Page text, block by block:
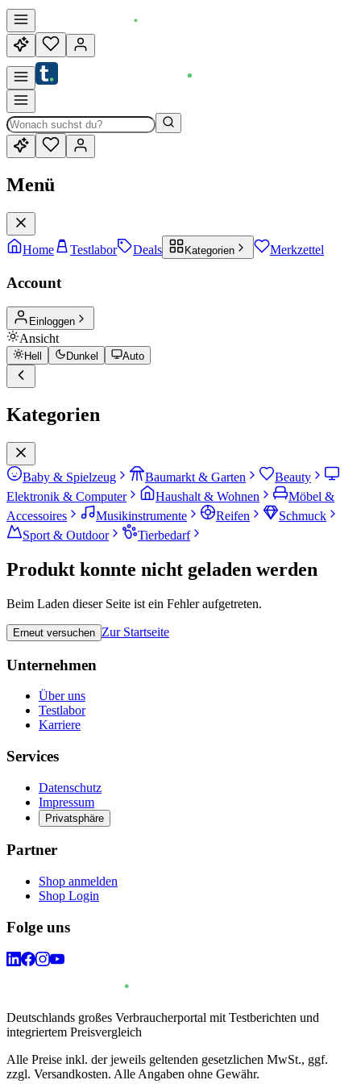
Menü
Home Testlabor Deals Kategorien Merkzettel
Account
Einloggen
Ansicht
Hell Dunkel Auto
Kategorien
Baby & Spielzeug Baumarkt & Garten
Beauty
Elektronik & Computer
Haushalt & Wohnen
Möbel &
Accessoires
Musikinstrumente Reifen
Schmuck
Sport & Outdoor
Tierbedarf
Produkt konnte nicht geladen werden
Beim Laden dieser Seite ist ein Fehler aufgetreten.
Erneut versuchen Zur Startseite
Unternehmen
Über uns
Testlabor
Karriere
Services
Datenschutz
Impressum
Privatsphäre
Partner
Shop anmelden
Shop Login
Folge uns
Deutschlands großes Verbraucherportal mit Testberichten und
integriertem Preisvergleich
Alle Preise inkl. der jeweils geltenden gesetzlichen MwSt., ggf.
zzgl. Versandkosten. Alle Angaben ohne Gewähr.